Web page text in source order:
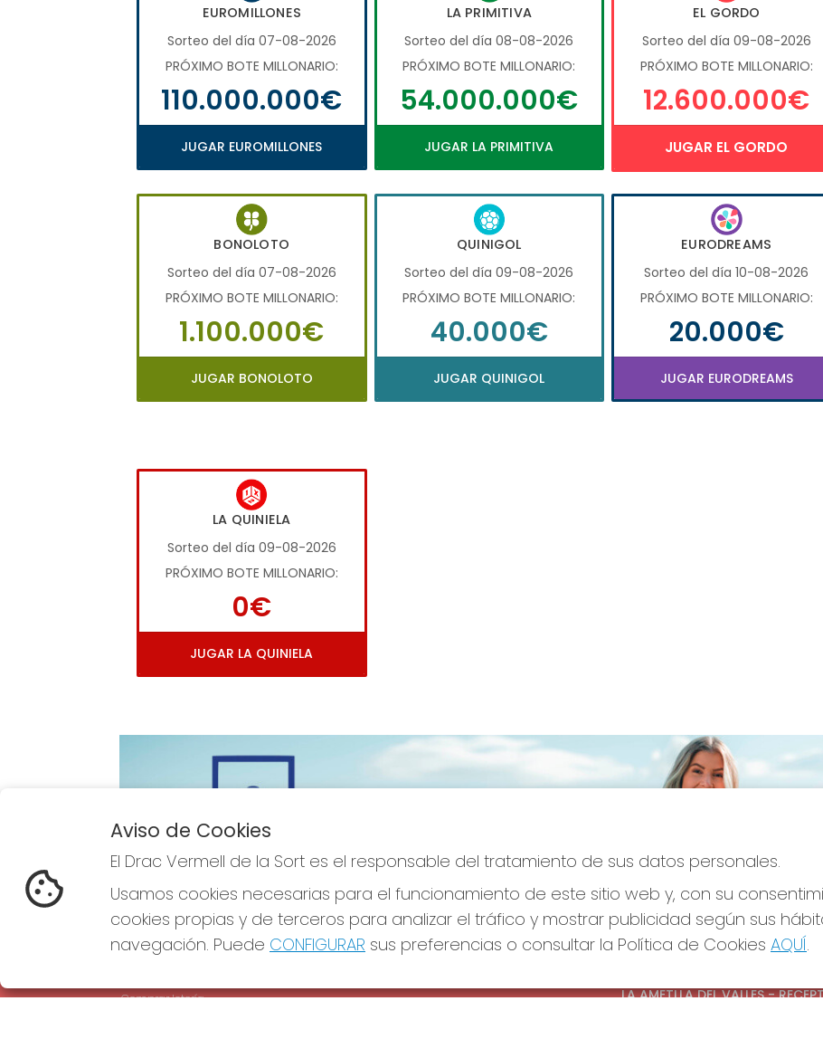
EUROMILLONES
Sorteo del día 07-08-2026
PRÓXIMO BOTE MILLONARIO:
110.000.000€
JUGAR EUROMILLONES
LA PRIMITIVA
Sorteo del día 08-08-2026
PRÓXIMO BOTE MILLONARIO:
54.000.000€
JUGAR LA PRIMITIVA
EL GORDO
Sorteo del día 09-08-2026
PRÓXIMO BOTE MILLONARIO:
12.600.000€
JUGAR EL GORDO
BONOLOTO
Sorteo del día 07-08-2026
PRÓXIMO BOTE MILLONARIO:
1.100.000€
JUGAR BONOLOTO
QUINIGOL
Sorteo del día 09-08-2026
PRÓXIMO BOTE MILLONARIO:
40.000€
JUGAR QUINIGOL
EURODREAMS
Sorteo del día 10-08-2026
PRÓXIMO BOTE MILLONARIO:
20.000€
JUGAR EURODREAMS
LA QUINIELA
Sorteo del día 09-08-2026
PRÓXIMO BOTE MILLONARIO:
0€
JUGAR LA QUINIELA
EL DRAC VERMELL DE LA SORT
Comprar lotería
REDES SOCIALES CONTACTO
LA AMETLLA DEL VALLES -
Aviso de Cookies
El Drac Vermell de la Sort es el responsable del tratamiento de sus datos personales.
Usamos cookies necesarias para el funcionamiento de este sitio web y, con su
cookies propias y de terceros para analizar el tráfico y mostrar publicidad según sus
navegación. Puede CONFIGURAR sus preferencias o consultar la Política de Cookies AQUÍ.